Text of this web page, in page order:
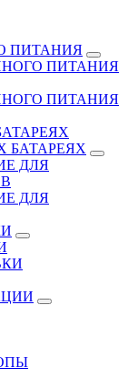
ПИТАНИЯ
ПИТАНИЯ
ПИТАНИЯ
БАТАРЕЯХ
ДЛЯ
ДЛЯ